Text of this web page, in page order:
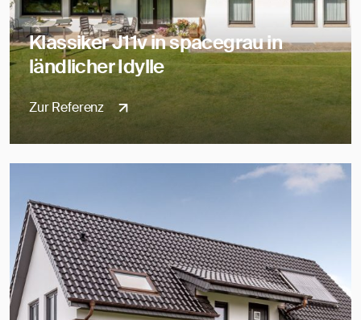
Klassiker J11v in spacegrau in
ländlicher Idylle
Zur Referenz